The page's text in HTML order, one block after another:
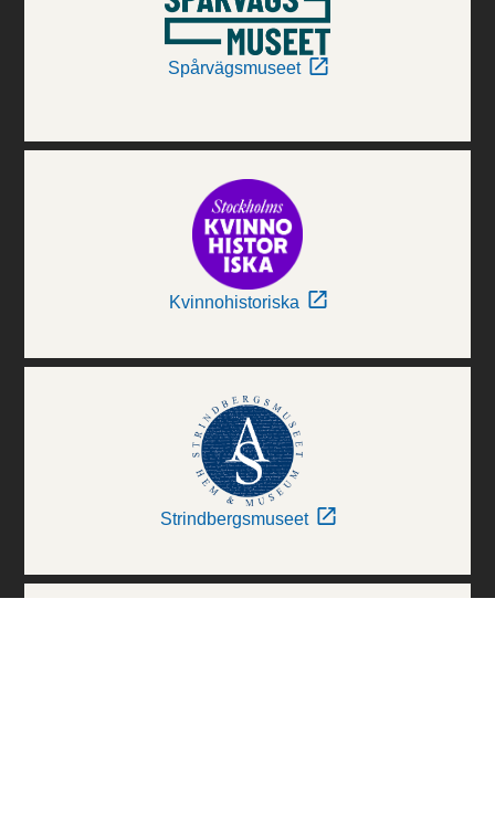
Spårvägsmuseet
Kvinnohistoriska
Strindbergsmuseet